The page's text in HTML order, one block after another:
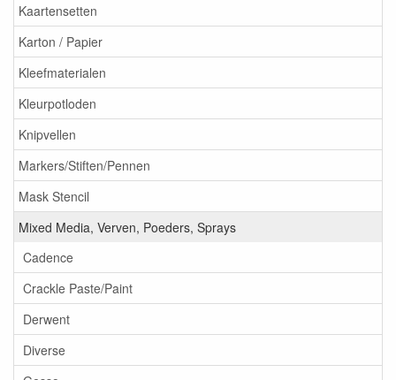
Kaartensetten
Karton / Papier
Kleefmaterialen
Kleurpotloden
Knipvellen
Markers/Stiften/Pennen
Mask Stencil
Mixed Media, Verven, Poeders, Sprays
Cadence
Crackle Paste/Paint
Derwent
Diverse